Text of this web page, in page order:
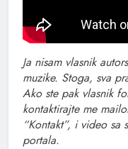
Ja nisam vlasnik
muzike. Stoga, sva
Ako ste pak vlasnik
kontaktirajte me
“Kontakt”, i video sa
portala.